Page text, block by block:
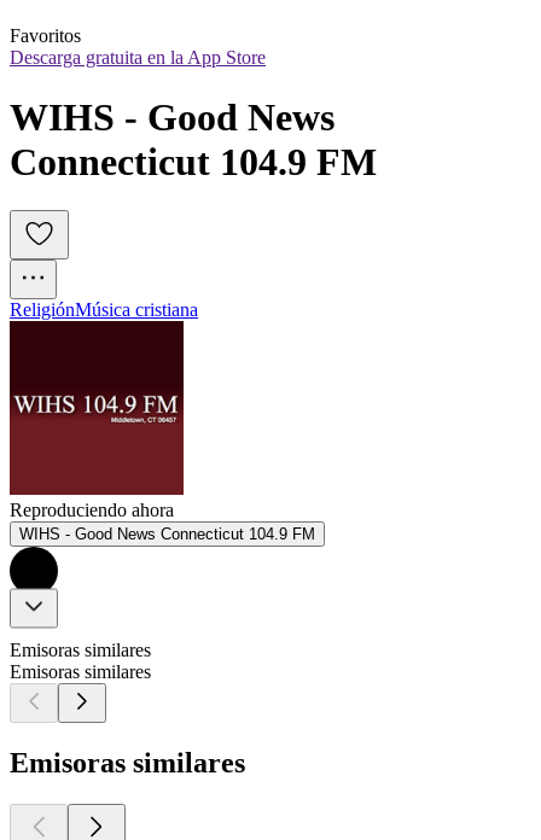
Favoritos
Descarga gratuita en la App Store
WIHS - Good News
Connecticut 104.9 FM
ReligiónMúsica cristiana
Reproduciendo ahora
WIHS - Good News Connecticut 104.9 FM
Emisoras similares
Emisoras similares
Emisoras similares